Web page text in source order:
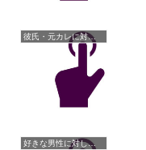
彼氏・元カレに対しての悩み
好きな男性に対しての悩み